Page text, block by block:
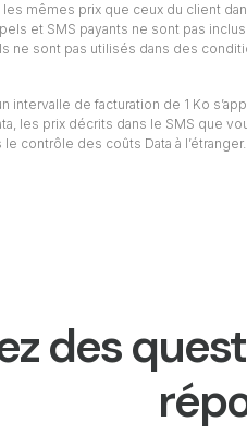
les mêmes prix que ceux du client
et SMS payants ne sont pas
ne sont pas utilisés dans des
de facturation de 1 Ko
les prix décrits dans le SMS que
contrôle des coûts Data à
des